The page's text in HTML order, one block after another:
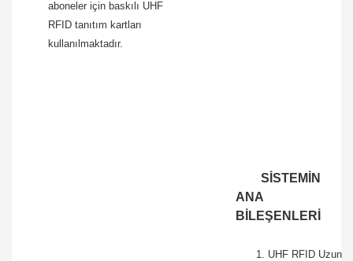
aboneler için baskılı UHF
RFID tanıtım kartları
kullanılmaktadır.
SİSTEMİN
ANA
BİLEŞENLERİ
1. UHF RFID Uzun